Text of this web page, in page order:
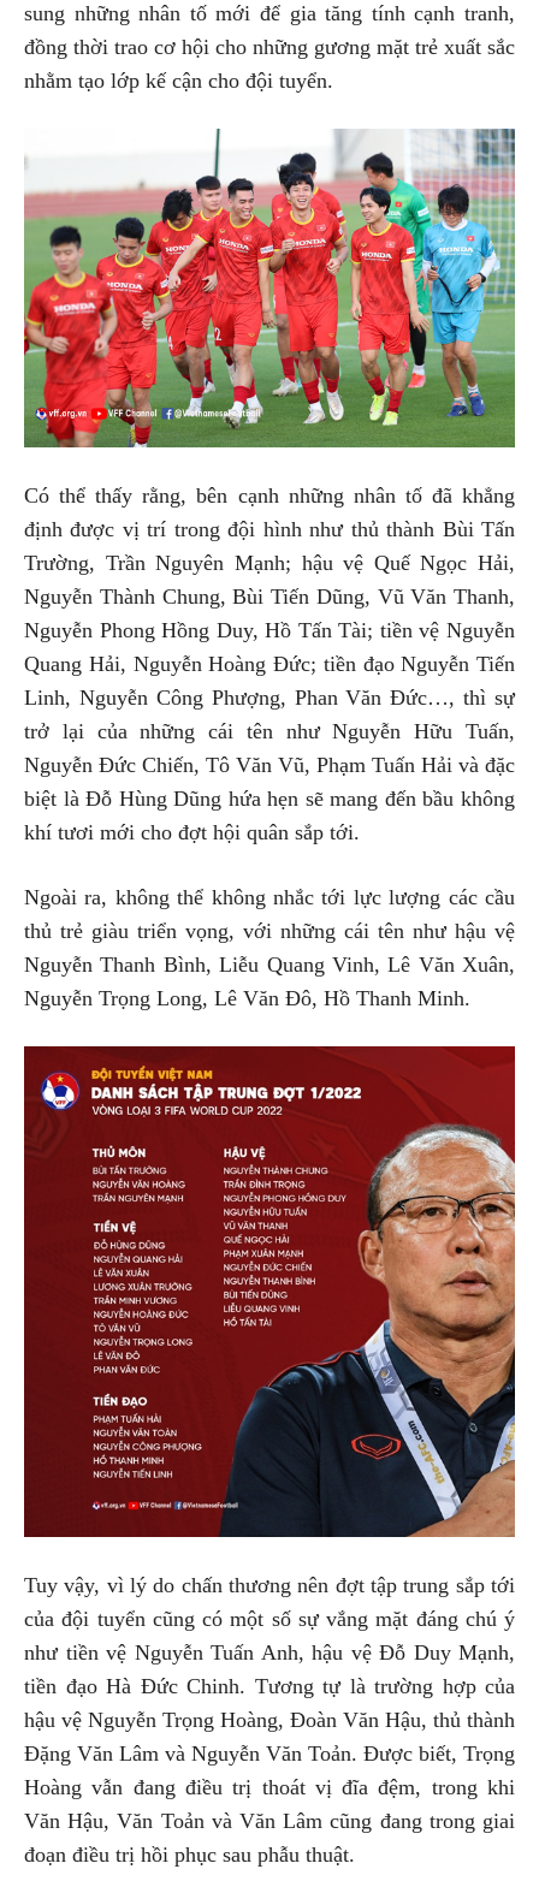
sung những nhân tố mới để gia tăng tính cạnh tranh,
đồng thời trao cơ hội cho những gương mặt trẻ xuất sắc
nhằm tạo lớp kế cận cho đội tuyển.
Có thể thấy rằng, bên cạnh những nhân tố đã khẳng
định được vị trí trong đội hình như thủ thành Bùi Tấn
Trường, Trần Nguyên Mạnh; hậu vệ Quế Ngọc Hải,
Nguyễn Thành Chung, Bùi Tiến Dũng, Vũ Văn Thanh,
Nguyễn Phong Hồng Duy, Hồ Tấn Tài; tiền vệ Nguyễn
Quang Hải, Nguyễn Hoàng Đức; tiền đạo Nguyễn Tiến
Linh, Nguyễn Công Phượng, Phan Văn Đức…, thì sự
trở lại của những cái tên như Nguyễn Hữu Tuấn,
Nguyễn Đức Chiến, Tô Văn Vũ, Phạm Tuấn Hải và đặc
biệt là Đỗ Hùng Dũng hứa hẹn sẽ mang đến bầu không
khí tươi mới cho đợt hội quân sắp tới.
Ngoài ra, không thể không nhắc tới lực lượng các cầu
thủ trẻ giàu triển vọng, với những cái tên như hậu vệ
Nguyễn Thanh Bình, Liễu Quang Vinh, Lê Văn Xuân,
Nguyễn Trọng Long, Lê Văn Đô, Hồ Thanh Minh.
Tuy vậy, vì lý do chấn thương nên đợt tập trung sắp tới
của đội tuyển cũng có một số sự vắng mặt đáng chú ý
như tiền vệ Nguyễn Tuấn Anh, hậu vệ Đỗ Duy Mạnh,
tiền đạo Hà Đức Chinh. Tương tự là trường hợp của
hậu vệ Nguyễn Trọng Hoàng, Đoàn Văn Hậu, thủ thành
Đặng Văn Lâm và Nguyễn Văn Toản. Được biết, Trọng
Hoàng vẫn đang điều trị thoát vị đĩa đệm, trong khi
Văn Hậu, Văn Toản và Văn Lâm cũng đang trong giai
đoạn điều trị hồi phục sau phẫu thuật.